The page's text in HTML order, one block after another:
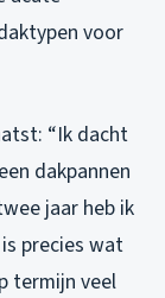
voor
“Ik dacht
dakpannen
jaar heb ik
precies wat
termijn veel